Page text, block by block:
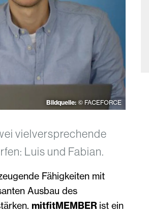
Bildquelle: © FACEFORCE
vielversprechende
Luis und Fabian.
Fähigkeiten mit
Ausbau des
mitfitMEMBER ist ein